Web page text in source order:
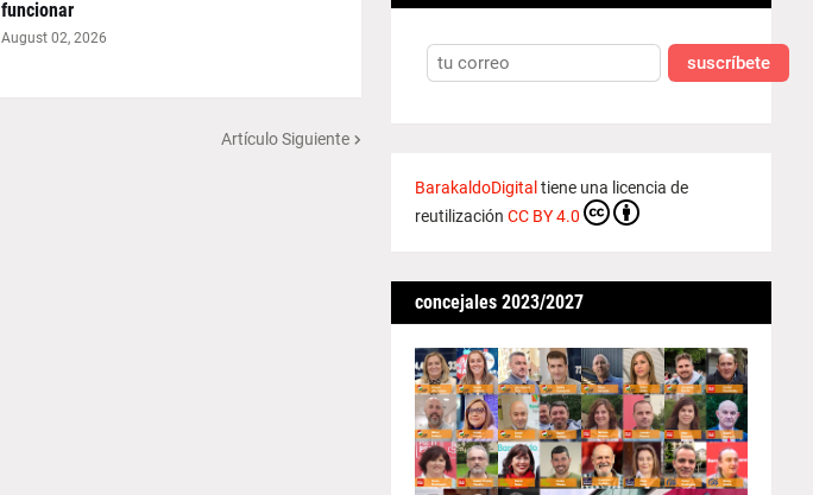
funcionar
August 02, 2026
Artículo Siguiente
suscríbete
BarakaldoDigital tiene una licencia de
reutilización CC BY 4.0
concejales 2023/2027